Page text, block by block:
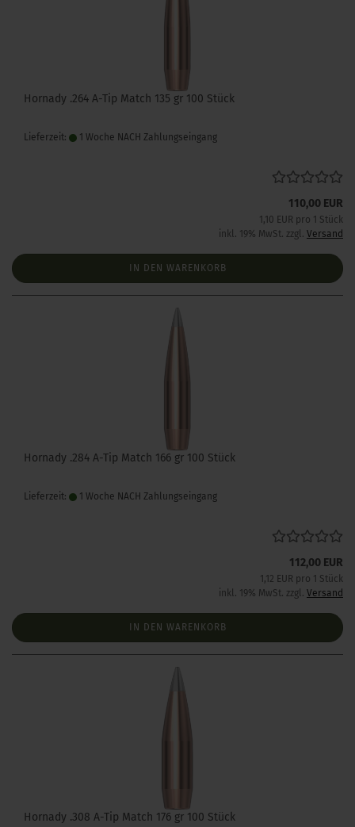
Hornady .264 A-Tip Match 135 gr 100 Stück
Lieferzeit: 1 Woche NACH Zahlungseingang
110,00 EUR
1,10 EUR pro 1 Stück
inkl. 19% MwSt. zzgl. Versand
IN DEN WARENKORB
Hornady .284 A-Tip Match 166 gr 100 Stück
Lieferzeit: 1 Woche NACH Zahlungseingang
112,00 EUR
1,12 EUR pro 1 Stück
inkl. 19% MwSt. zzgl. Versand
IN DEN WARENKORB
Hornady .308 A-Tip Match 176 gr 100 Stück